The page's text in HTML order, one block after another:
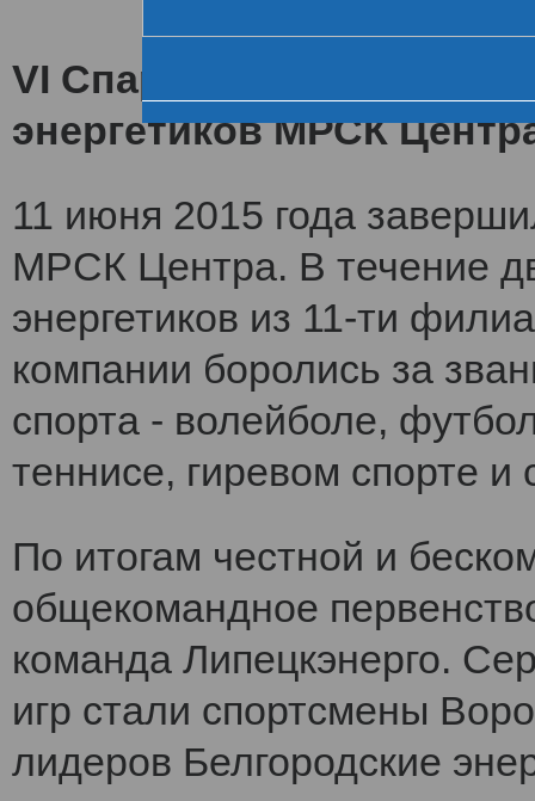
VI Спартакиада
энергетиков МРСК
11 июня 2015 года
МРСК Центра. В течение
энергетиков из 11-ти
компании боролись за
спорта - волейболе,
теннисе, гиревом спорте и
По итогам честной и
общекомандное
команда Липецкэнерго.
игр стали спортсмены
лидеров Белгородские